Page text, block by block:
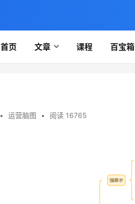
首页 文章 课程 百宝箱
• 运营脑图 • 阅读 16765